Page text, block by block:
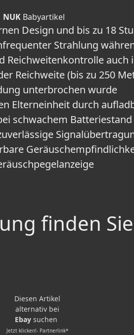
NUK Babyartikel
Design und bis zu 18
Strahlung
Reichweitenkontrolle
Reichweite (bis zu 250
unterbrochen wurde
Elterneinheit durch
schwachem Batteriestand
finden
Diesen Artikel
alternativ bei
Ebay suchen
Jetzt klicken!- Partnerlink*